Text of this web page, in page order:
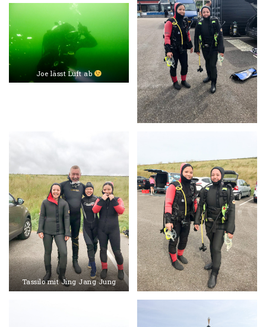
Joe lässt Luft ab
Tassilo mit Jing Jang Jung